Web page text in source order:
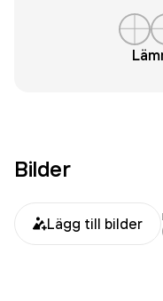
Bilder
Lägg till bilder